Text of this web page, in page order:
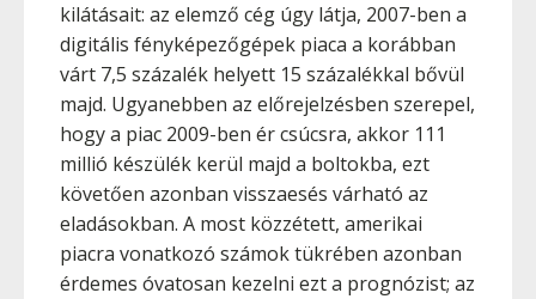
kilátásait: az elemző cég úgy látja, 2007-ben a
digitális fényképezőgépek piaca a korábban
várt 7,5 százalék helyett 15 százalékkal bővül
majd. Ugyanebben az előrejelzésben szerepel,
hogy a piac 2009-ben ér csúcsra, akkor 111
millió készülék kerül majd a boltokba, ezt
követően azonban visszaesés várható az
eladásokban. A most közzétett, amerikai
piacra vonatkozó számok tükrében azonban
érdemes óvatosan kezelni ezt a prognózist; az